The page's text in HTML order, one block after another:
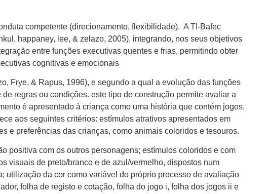
competente (direcionamento, flexibilidade). A TI-Bafec
happaney, lee, & zelazo, 2005), integrando, nos seus objetivos
entre funções executivas quentes e frias, permitindo obter
cognitivas e emocionais
Frye, & Rapus, 1996), e segundo a qual a evolução das funções
regras ou condições. este tipo de construção permite avaliar a
é apresentado à criança como uma história que contém jogos,
aos seguintes critérios: estímulos atrativos apresentados em
e preferências das crianças, como animais coloridos e tesouros.
positiva com os outros personagens; estímulos coloridos e com
visuais de preto/branco e de azul/vermelho, dispostos num
utilização da cor como variável do próprio processo de avaliação
folha de registo e cotação, folha do jogo i, folha dos jogos ii e